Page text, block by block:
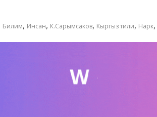
Билим, Инсан, К.Сарымсаков, Кыргыз тили, Нарк,